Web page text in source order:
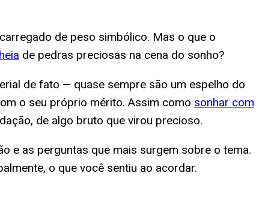
de peso simbólico. Mas o que o
de pedras preciosas na cena do sonho?
de fato — quase sempre são um espelho do
o seu próprio mérito. Assim como sonhar com
de algo bruto que virou precioso.
e as perguntas que mais surgem sobre o tema.
o que você sentiu ao acordar.